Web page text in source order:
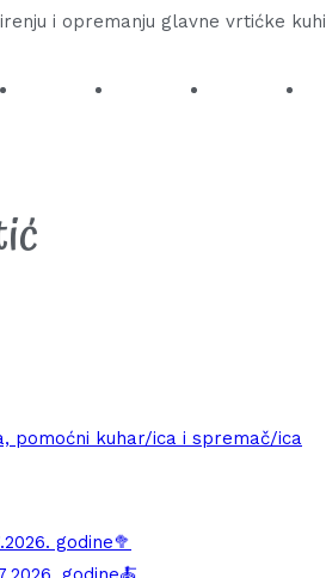
i opremanju glavne vrtićke
pomoćni kuhar/ica i spremač/ica
godine🥦